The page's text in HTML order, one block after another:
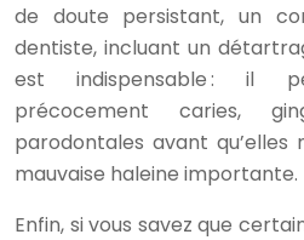
de doute persistant, un
dentiste, incluant un
est indispensable : il
précocement caries,
parodontales avant qu’elles
mauvaise haleine importante.
Enfin, si vous savez que